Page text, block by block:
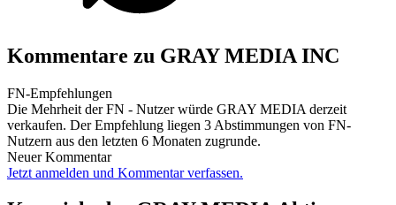
Kommentare zu GRAY MEDIA INC
FN-Empfehlungen
Die Mehrheit der FN - Nutzer würde GRAY MEDIA derzeit
verkaufen. Der Empfehlung liegen 3 Abstimmungen von FN-
Nutzern aus den letzten 6 Monaten zugrunde.
Neuer Kommentar
Jetzt anmelden und Kommentar verfassen.